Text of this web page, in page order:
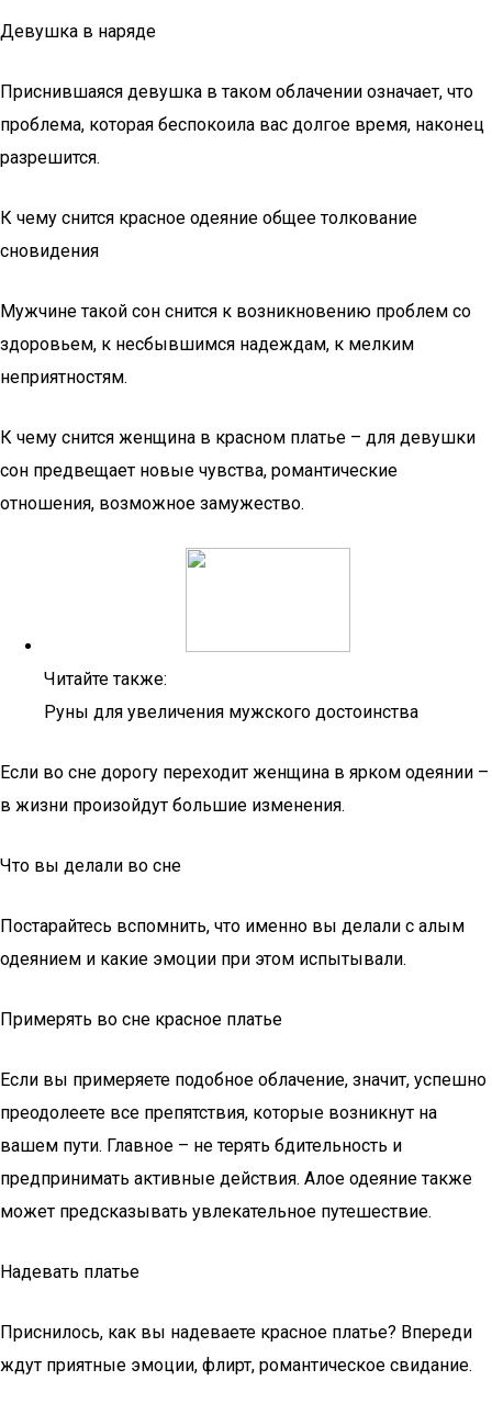
Девушка в наряде
Приснившаяся девушка в таком облачении означает, что
проблема, которая беспокоила вас долгое время, наконец
разрешится.
К чему снится красное одеяние общее толкование
сновидения
Мужчине такой сон снится к возникновению проблем со
здоровьем, к несбывшимся надеждам, к мелким
неприятностям.
К чему снится женщина в красном платье – для девушки
сон предвещает новые чувства, романтические
отношения, возможное замужество.
Читайте также:
Руны для увеличения мужского достоинства
Если во сне дорогу переходит женщина в ярком одеянии –
в жизни произойдут большие изменения.
Что вы делали во сне
Постарайтесь вспомнить, что именно вы делали с алым
одеянием и какие эмоции при этом испытывали.
Примерять во сне красное платье
Если вы примеряете подобное облачение, значит, успешно
преодолеете все препятствия, которые возникнут на
вашем пути. Главное – не терять бдительность и
предпринимать активные действия. Алое одеяние также
может предсказывать увлекательное путешествие.
Надевать платье
Приснилось, как вы надеваете красное платье? Впереди
ждут приятные эмоции, флирт, романтическое свидание.